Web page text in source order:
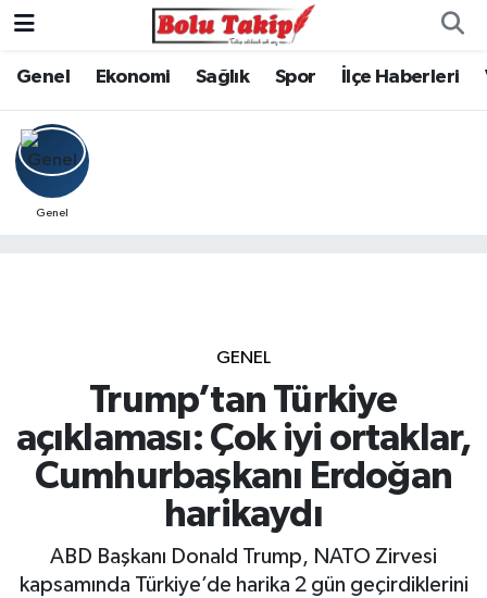
Genel Ekonomi Sağlık Spor İlçe Haberleri
Genel
GENEL
Trump’tan Türkiye
açıklaması: Çok iyi ortaklar,
Cumhurbaşkanı Erdoğan
harikaydı
ABD Başkanı Donald Trump, NATO Zirvesi
kapsamında Türkiye’de harika 2 gün geçirdiklerini